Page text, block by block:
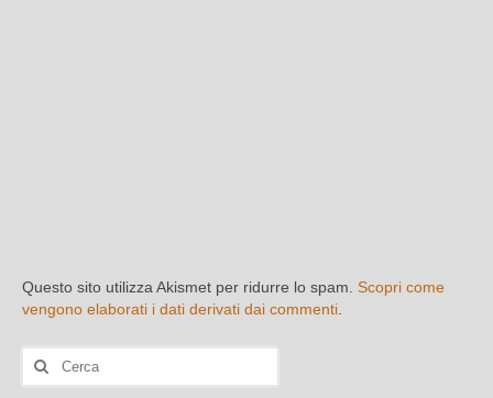
Questo sito utilizza Akismet per ridurre lo spam. Scopri come
vengono elaborati i dati derivati dai commenti
Cerca: